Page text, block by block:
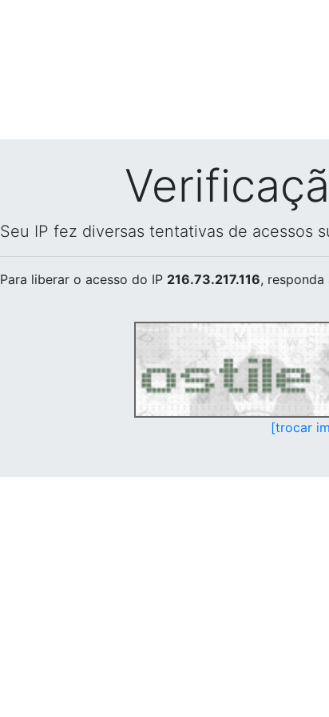
Seu IP fez diversas tentativas de acessos
Para liberar o acesso do IP 216.73.217.116,
[trocar